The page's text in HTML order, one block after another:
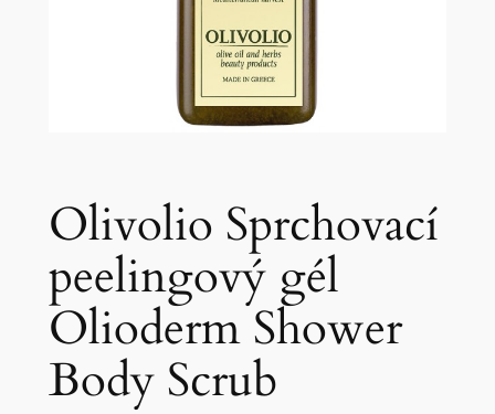
Olivolio Sprchovací
peelingový gél
Olioderm Shower
Body Scrub